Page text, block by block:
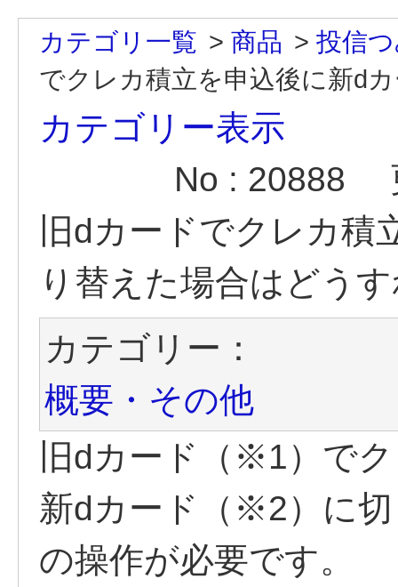
カテゴリ一覧 > 商品 > 投信
でクレカ積立を申込後に新d
カテゴリー表示
No : 20888
旧dカードでクレカ
り替えた場合はどう
カテゴリー：
概要・その他
旧dカード（※1）で
新dカード（※2）に
の操作が必要です。